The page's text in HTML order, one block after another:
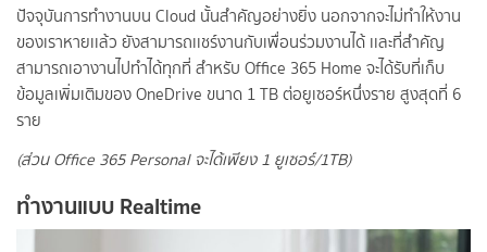
ปัจจุบันการทำงานบน Cloud นั้นสำคัญอย่างยิ่ง นอกจากจะไม่ทำให้งาน
ของเราหายเเล้ว ยังสามารถเเชร์งานกับเพื่อนร่วมงานได้ เเละที่สำคัญ
สามารถเอางานไปทำได้ทุกที่ สำหรับ Office 365 Home จะได้รับที่เก็บ
ข้อมูลเพิ่มเติมของ OneDrive ขนาด 1 TB ต่อยูเซอร์หนึ่งราย สูงสุดที่ 6
ราย
(ส่วน Office 365 Personal จะได้เพียง 1 ยูเซอร์/1TB)
ทำงานแบบ Realtime